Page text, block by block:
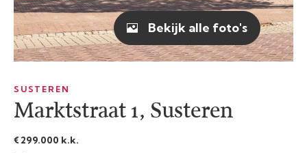
SUSTEREN
Marktstraat 1, Susteren
€ 299.000 k.k.
Bekijk alle foto's